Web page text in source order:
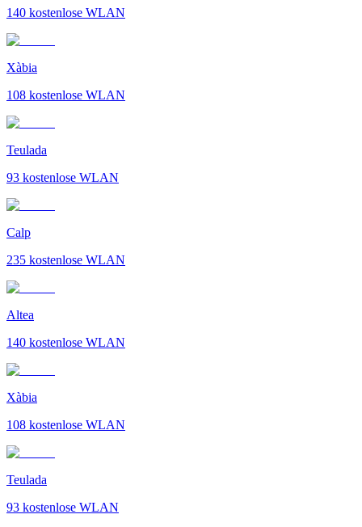
140 kostenlose WLAN
Xàbia
108 kostenlose WLAN
Teulada
93 kostenlose WLAN
Calp
235 kostenlose WLAN
Altea
140 kostenlose WLAN
Xàbia
108 kostenlose WLAN
Teulada
93 kostenlose WLAN